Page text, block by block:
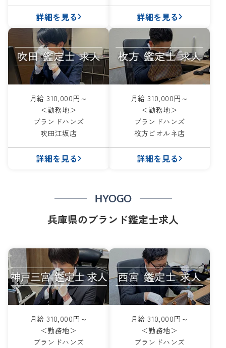
詳細を見る 詳細を見る
月給 310,000円～
＜勤務地＞
ブランドハンズ
吹田江坂店
詳細を見る
月給 310,000円～
＜勤務地＞
ブランドハンズ
枚方ビオルネ店
詳細を見る
HYOGO
兵庫県のブランド鑑定士求人
月給 310,000円～
＜勤務地＞
ブランドハンズ
月給 310,000円～
＜勤務地＞
ブランドハンズ